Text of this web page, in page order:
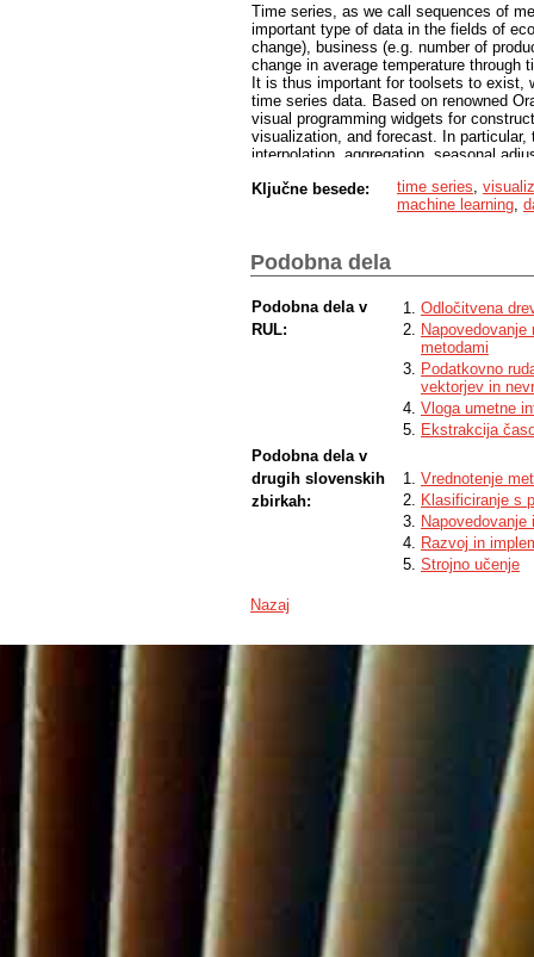
Time series, as we call sequences of
important type of data in the fields of
change), business (e.g. number of
change in average temperature
It is thus important for toolsets to exist,
time series data. Based on renowned
visual programming widgets for
visualization, and forecast. In
interpolation, aggregation, seasonal
periodogram, correlogram, and spiral
models. We evaluate our contribution
Ključne besede: time series
machine learning
Podobna dela
Podobna dela v
RUL:
Odločitvena
metodami
Podatkovno
vektorjev in
Vloga umetne
Ekstrakcija
Podobna dela v
drugih slovenskih
zbirkah:
Vrednotenje
Klasificiranje s
Razvoj in
Strojno učenje
Nazaj